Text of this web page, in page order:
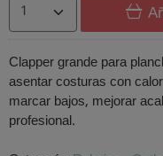
Clapper grande para
asentar costuras con
marcar bajos, mejorar
profesional.